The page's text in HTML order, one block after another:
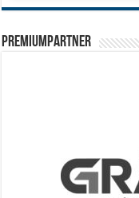
PREMIUMPARTNER